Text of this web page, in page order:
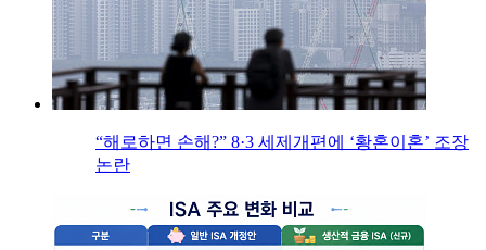
“해로하면 손해?” 8·3 세제개편에 ‘황혼이혼’ 조장
논란